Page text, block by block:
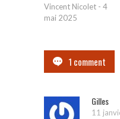
Vincent Nicolet - 4
mai 2025
1 comment
Gilles
11